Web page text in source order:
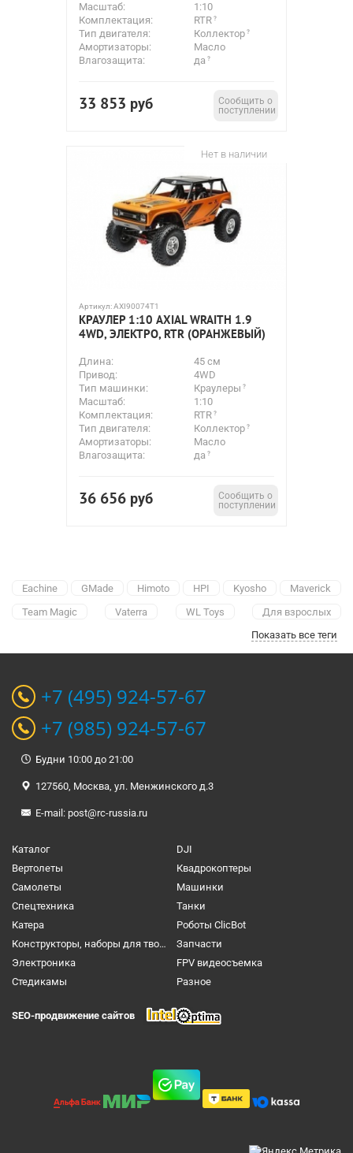
Масштаб:
1:10
Комплектация:
RTR
Тип двигателя:
Коллектор
Амортизаторы:
Масло
Влагозащита:
да
33 853 руб
Сообщить о
поступлении
Нет в наличии
Артикул:AXI90074T1
КРАУЛЕР 1:10 AXIAL WRAITH 1.9
4WD, ЭЛЕКТРО, RTR (ОРАНЖЕВЫЙ)
Длина:
45 см
Привод:
4WD
Тип машинки:
Краулеры
Масштаб:
1:10
Комплектация:
RTR
Тип двигателя:
Коллектор
Амортизаторы:
Масло
Влагозащита:
да
36 656 руб
Сообщить о
поступлении
Eachine GMade Himoto HPI Kyosho
Maverick
Team Magic
Vaterra WL Toys
Для взрослых
Гоночные
Для улицы
Показать все теги
+7 (495) 924-57-67
+7 (985) 924-57-67
Будни 10:00 до 21:00
127560, Москва, ул. Менжинского д.3
E-mail: post@rc-russia.ru
Каталог
DJI
Вертолеты
Квадрокоптеры
Самолеты
Машинки
Спецтехника
Танки
Катера
Роботы ClicBot
Конструкторы, наборы для творчества и настольные игры
Запчасти
Электроника
FPV видеосъемка
Cтедикамы
Разное
SEO-продвижение сайтов